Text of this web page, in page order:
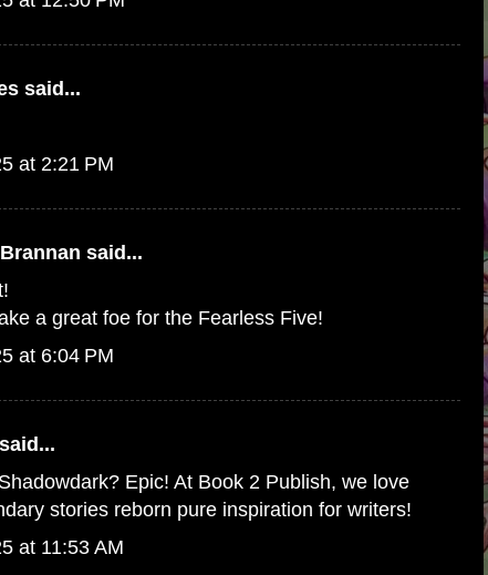
said...
at 2:21 PM
said...
a great foe for the Fearless Five!
at 6:04 PM
said...
Epic! At Book 2 Publish, we love
stories reborn pure inspiration for writers!
at 11:53 AM